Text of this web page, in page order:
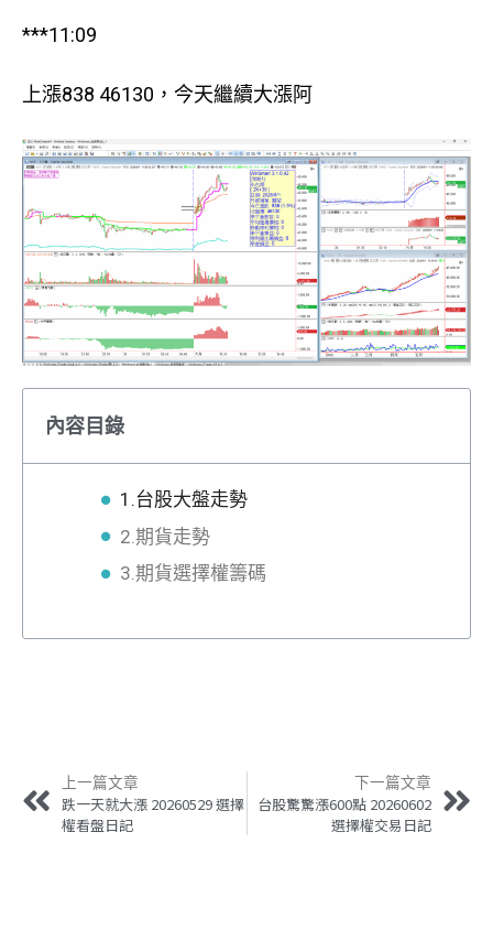
***11:09
上漲838 46130，今天繼續大漲阿
內容目錄
1.台股大盤走勢
2.期貨走勢
3.期貨選擇權籌碼
上一篇文章
跌一天就大漲 20260529 選擇
權看盤日記
下一篇文章
台股驚驚漲600點 20260602
選擇權交易日記